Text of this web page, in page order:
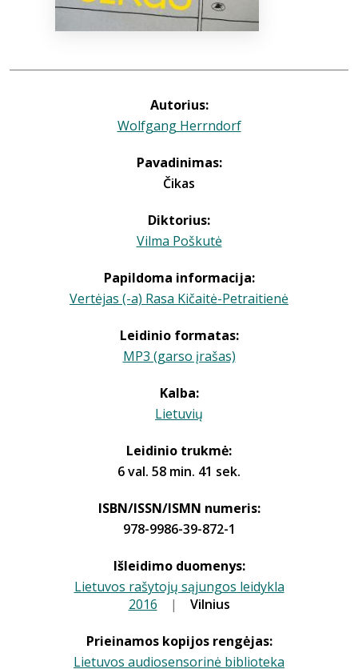
Autorius:
Wolfgang Herrndorf
Pavadinimas:
Čikas
Diktorius:
Vilma Poškutė
Papildoma informacija:
Vertėjas (-a) Rasa Kičaitė-Petraitienė
Leidinio formatas:
MP3 (garso įrašas)
Kalba:
Lietuvių
Leidinio trukmė:
6 val. 58 min. 41 sek.
ISBN/ISSN/ISMN numeris:
978-9986-39-872-1
Išleidimo duomenys:
Lietuvos rašytojų sąjungos leidykla
2016 | Vilnius
Prieinamos kopijos rengėjas:
Lietuvos audiosensorinė biblioteka